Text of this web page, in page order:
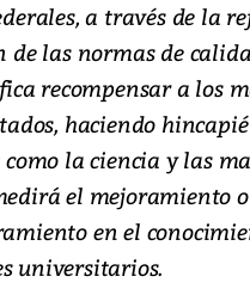
a través de la
de las normas de
recompensar a los
haciendo
como la ciencia y las
el mejoramiento o
en el
universitarios.